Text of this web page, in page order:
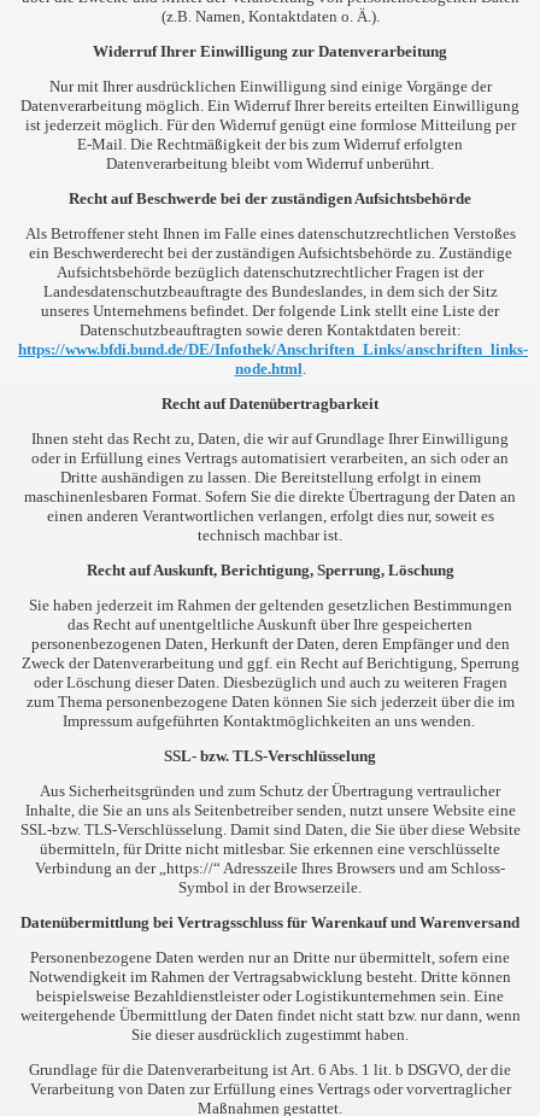
(z.B. Namen, Kontaktdaten o. Ä.).
Widerruf Ihrer Einwilligung zur Datenverarbeitung
Nur mit Ihrer ausdrücklichen Einwilligung sind einige Vorgänge der
Datenverarbeitung möglich. Ein Widerruf Ihrer bereits erteilten Einwilligung
ist jederzeit möglich. Für den Widerruf genügt eine formlose Mitteilung per
E-Mail. Die Rechtmäßigkeit der bis zum Widerruf erfolgten
Datenverarbeitung bleibt vom Widerruf unberührt.
Recht auf Beschwerde bei der zuständigen Aufsichtsbehörde
Als Betroffener steht Ihnen im Falle eines datenschutzrechtlichen Verstoßes
ein Beschwerderecht bei der zuständigen Aufsichtsbehörde zu. Zuständige
Aufsichtsbehörde bezüglich datenschutzrechtlicher Fragen ist der
Landesdatenschutzbeauftragte des Bundeslandes, in dem sich der Sitz
unseres Unternehmens befindet. Der folgende Link stellt eine Liste der
Datenschutzbeauftragten sowie deren Kontaktdaten bereit:
https://www.bfdi.bund.de/DE/Infothek/Anschriften_Links/anschriften_links-
node.html.
Recht auf Datenübertragbarkeit
Ihnen steht das Recht zu, Daten, die wir auf Grundlage Ihrer Einwilligung
oder in Erfüllung eines Vertrags automatisiert verarbeiten, an sich oder an
Dritte aushändigen zu lassen. Die Bereitstellung erfolgt in einem
maschinenlesbaren Format. Sofern Sie die direkte Übertragung der Daten an
einen anderen Verantwortlichen verlangen, erfolgt dies nur, soweit es
technisch machbar ist.
Recht auf Auskunft, Berichtigung, Sperrung, Löschung
Sie haben jederzeit im Rahmen der geltenden gesetzlichen Bestimmungen
das Recht auf unentgeltliche Auskunft über Ihre gespeicherten
personenbezogenen Daten, Herkunft der Daten, deren Empfänger und den
Zweck der Datenverarbeitung und ggf. ein Recht auf Berichtigung, Sperrung
oder Löschung dieser Daten. Diesbezüglich und auch zu weiteren Fragen
zum Thema personenbezogene Daten können Sie sich jederzeit über die im
Impressum aufgeführten Kontaktmöglichkeiten an uns wenden.
SSL- bzw. TLS-Verschlüsselung
Aus Sicherheitsgründen und zum Schutz der Übertragung vertraulicher
Inhalte, die Sie an uns als Seitenbetreiber senden, nutzt unsere Website eine
SSL-bzw. TLS-Verschlüsselung. Damit sind Daten, die Sie über diese Website
übermitteln, für Dritte nicht mitlesbar. Sie erkennen eine verschlüsselte
Verbindung an der „https://“ Adresszeile Ihres Browsers und am Schloss-
Symbol in der Browserzeile.
Datenübermittlung bei Vertragsschluss für Warenkauf und Warenversand
Personenbezogene Daten werden nur an Dritte nur übermittelt, sofern eine
Notwendigkeit im Rahmen der Vertragsabwicklung besteht. Dritte können
beispielsweise Bezahldienstleister oder Logistikunternehmen sein. Eine
weitergehende Übermittlung der Daten findet nicht statt bzw. nur dann, wenn
Sie dieser ausdrücklich zugestimmt haben.
Grundlage für die Datenverarbeitung ist Art. 6 Abs. 1 lit. b DSGVO, der die
Verarbeitung von Daten zur Erfüllung eines Vertrags oder vorvertraglicher
Maßnahmen gestattet.